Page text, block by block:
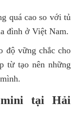
quá cao so với tủ
đình ở Việt Nam.
độ vững chắc cho
từ tạo nên những
tại Hải